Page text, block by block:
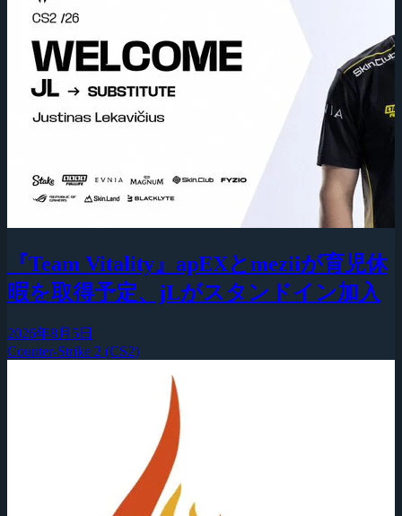
『Team Vitality』apEXとmeziiが育児休
暇を取得予定、jLがスタンドイン加入
2026年8月5日
Counter-Strike 2 (CS2)